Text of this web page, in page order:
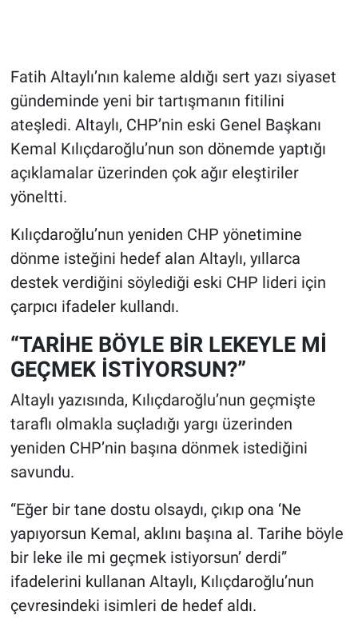
Fatih Altaylı’nın kaleme aldığı sert yazı siyaset
gündeminde yeni bir tartışmanın fitilini
ateşledi. Altaylı, CHP’nin eski Genel Başkanı
Kemal Kılıçdaroğlu’nun son dönemde yaptığı
açıklamalar üzerinden çok ağır eleştiriler
yöneltti.
Kılıçdaroğlu’nun yeniden CHP yönetimine
dönme isteğini hedef alan Altaylı, yıllarca
destek verdiğini söylediği eski CHP lideri için
çarpıcı ifadeler kullandı.
“TARİHE BÖYLE BİR LEKEYLE Mİ
GEÇMEK İSTİYORSUN?”
Altaylı yazısında, Kılıçdaroğlu’nun geçmişte
taraflı olmakla suçladığı yargı üzerinden
yeniden CHP’nin başına dönmek istediğini
savundu.
“Eğer bir tane dostu olsaydı, çıkıp ona ‘Ne
yapıyorsun Kemal, aklını başına al. Tarihe böyle
bir leke ile mi geçmek istiyorsun’ derdi”
ifadelerini kullanan Altaylı, Kılıçdaroğlu’nun
çevresindeki isimleri de hedef aldı.